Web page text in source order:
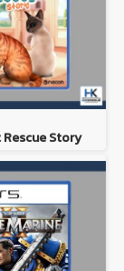
Rescue Story